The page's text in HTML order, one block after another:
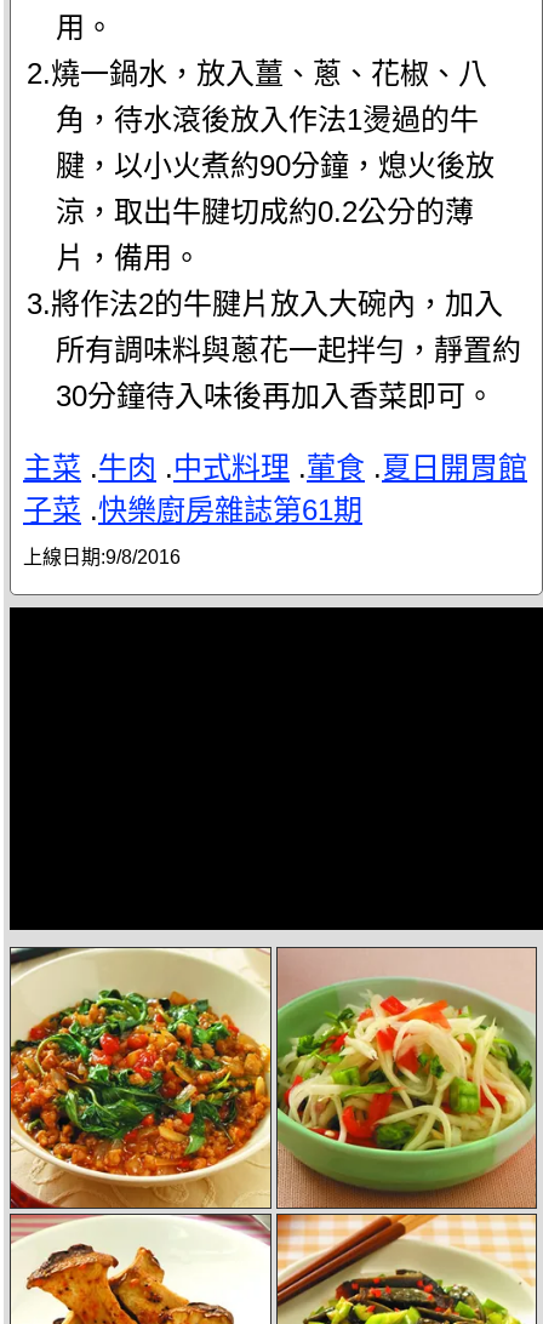
用。
2.燒一鍋水，放入薑、蔥、花椒、八
角，待水滾後放入作法1燙過的牛
腱，以小火煮約90分鐘，熄火後放
涼，取出牛腱切成約0.2公分的薄
片，備用。
3.將作法2的牛腱片放入大碗內，加入
所有調味料與蔥花一起拌勻，靜置約
30分鐘待入味後再加入香菜即可。
主菜 .牛肉 .中式料理 .葷食 .夏日開胃館
子菜 .快樂廚房雜誌第61期
上線日期:9/8/2016